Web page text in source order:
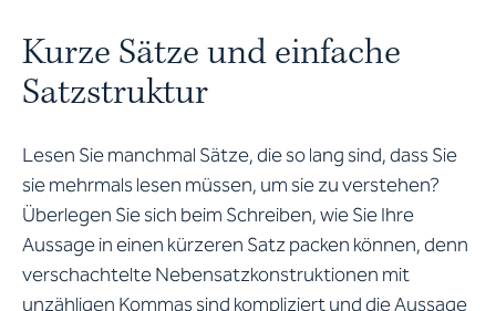
Kurze Sätze und einfache
Satzstruktur
Lesen Sie manchmal Sätze, die so lang sind, dass Sie
sie mehrmals lesen müssen, um sie zu verstehen?
Überlegen Sie sich beim Schreiben, wie Sie Ihre
Aussage in einen kürzeren Satz packen können, denn
verschachtelte Nebensatzkonstruktionen mit
unzähligen Kommas sind kompliziert und die Aussage